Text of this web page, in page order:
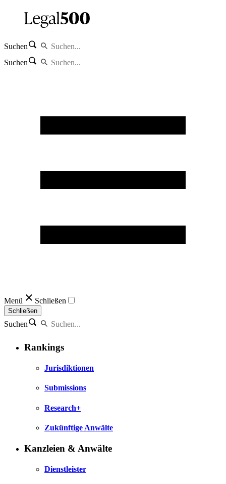
Suchen
Suchen
Menü Schließen
Schließen
Suchen
Rankings
Jurisdiktionen
Submissions
Research+
Zukünftige Anwälte
Kanzleien & Anwälte
Dienstleister